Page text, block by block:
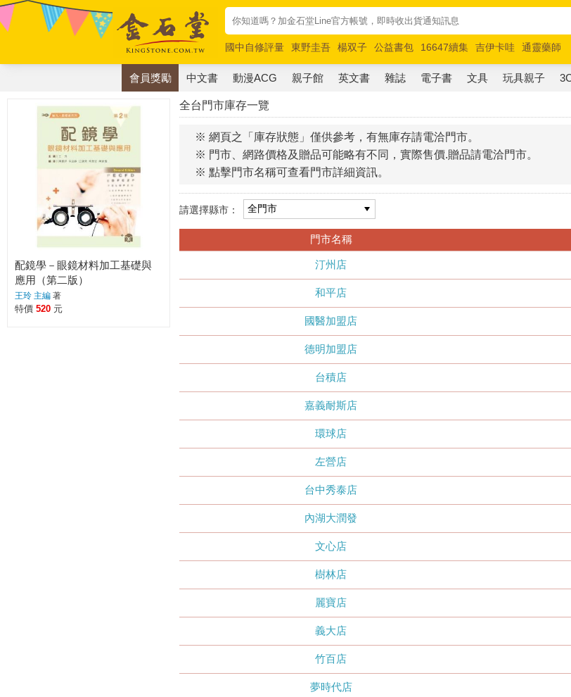
國中自修評量 東野圭吾 楊双子 公益書包 16647續集 吉伊卡哇
通靈藥師
唯紅花綻放
奧德賽 路邊攤新作 馬斯克 玩具總動員5 超慢跑
會員獎勵 中文書 動漫ACG 親子館 英文書 雜誌 電子書 文具 玩具親子
全台門市庫存一覽
※ 網頁之「庫存狀態」僅供參考，有無庫存請電洽門市。
※ 門市、網路價格及贈品可能略有不同，實際售價.贈品請電洽門市。
※ 點擊門市名稱可查看門市詳細資訊。
請選擇縣市：
門市名稱
汀州店
和平店
國醫加盟店
德明加盟店
台積店
嘉義耐斯店
環球店
左營店
台中秀泰店
內湖大潤發
文心店
樹林店
麗寶店
義大店
竹百店
夢時代店
配鏡學－眼鏡材料加工基礎與
應用（第二版）
王玲 主編 著
特價 520 元